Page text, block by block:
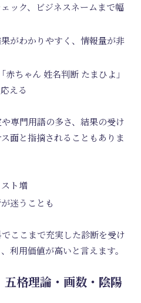
ック、ビジネスネームまで幅
がわかりやすく、情報量が非
赤ちゃん 姓名判断 たまひよ」
える
専門用語の多さ、結果の受け
面と指摘されることもありま
ト増
迷うことも
ここまで充実した診断を受け
利用価値が高いと言えます。
格理論・画数・陰陽